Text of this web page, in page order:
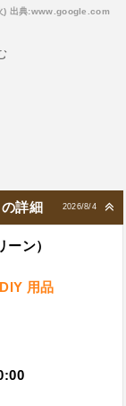
) 出典:www.google.com
2026/8/4
詳細
ン）
DIY 用品